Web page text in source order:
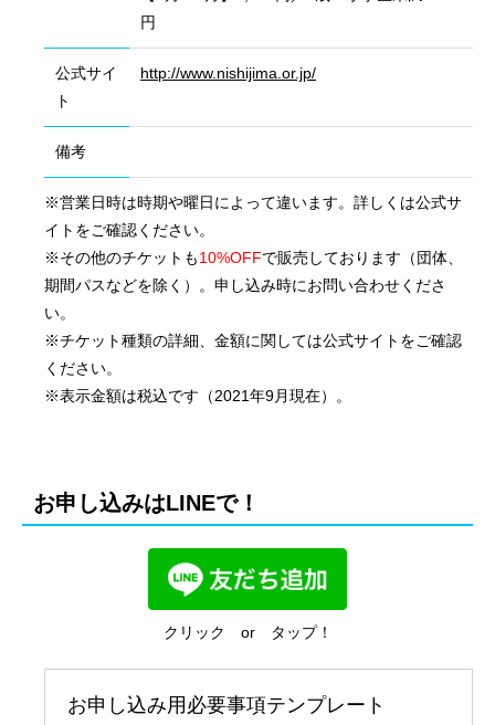
会社概要
国内業務
円
公式サイ
ト
http://www.nishijima.or.jp/
備考
※営業日時は時期や曜日によって違います。詳しくは公式サ
イトをご確認ください。
※その他のチケットも10%OFFで販売しております（団体、
期間パスなどを除く）。申し込み時にお問い合わせくださ
い。
※チケット種類の詳細、金額に関しては公式サイトをご確認
ください。
※表示金額は税込です（2021年9月現在）。
お申し込みはLINEで！
クリック or タップ！
お申し込み用必要事項テンプレート